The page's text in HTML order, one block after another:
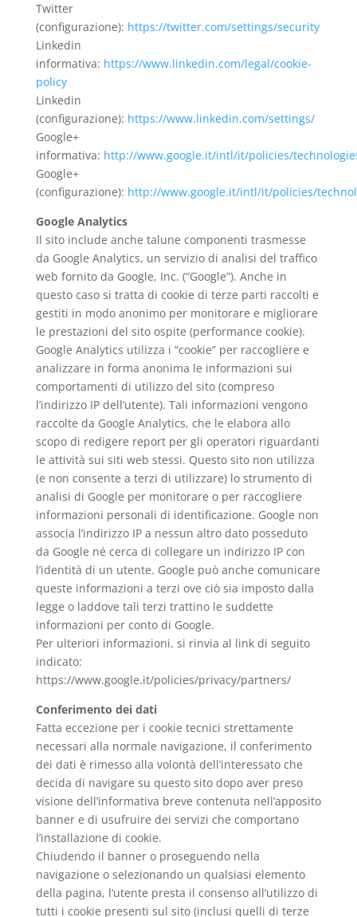
Twitter
(configurazione): https://twitter.com/settings/security
Linkedin
informativa: https://www.linkedin.com/legal/cookie-
policy
Linkedin
(configurazione): https://www.linkedin.com/settings/
Google+
informativa: http://www.google.it/intl/it/policies/
Google+
(configurazione): http://www.google.it/intl/it/policies/
Google Analytics
Il sito include anche talune componenti trasmesse
da Google Analytics, un servizio di analisi del traffico
web fornito da Google, Inc. (“Google”). Anche in
questo caso si tratta di cookie di terze parti raccolti e
gestiti in modo anonimo per monitorare e migliorare
le prestazioni del sito ospite (performance cookie).
Google Analytics utilizza i “cookie” per raccogliere e
analizzare in forma anonima le informazioni sui
comportamenti di utilizzo del sito (compreso
l’indirizzo IP dell’utente). Tali informazioni vengono
raccolte da Google Analytics, che le elabora allo
scopo di redigere report per gli operatori riguardanti
le attività sui siti web stessi. Questo sito non utilizza
(e non consente a terzi di utilizzare) lo strumento di
analisi di Google per monitorare o per raccogliere
informazioni personali di identificazione. Google non
associa l’indirizzo IP a nessun altro dato posseduto
da Google né cerca di collegare un indirizzo IP con
l’identità di un utente. Google può anche comunicare
queste informazioni a terzi ove ciò sia imposto dalla
legge o laddove tali terzi trattino le suddette
informazioni per conto di Google.
Per ulteriori informazioni, si rinvia al link di seguito
indicato:
https://www.google.it/policies/privacy/partners/
Conferimento dei dati
Fatta eccezione per i cookie tecnici strettamente
necessari alla normale navigazione, il conferimento
dei dati è rimesso alla volontà dell’interessato che
decida di navigare su questo sito dopo aver preso
visione dell’informativa breve contenuta nell’apposito
banner e di usufruire dei servizi che comportano
l’installazione di cookie.
Chiudendo il banner o proseguendo nella
navigazione o selezionando un qualsiasi elemento
della pagina, l’utente presta il consenso all’utilizzo di
tutti i cookie presenti sul sito (inclusi quelli di terze